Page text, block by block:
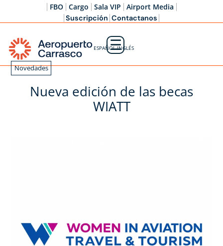
FBO Cargo Sala VIP Airport Media
Suscripción Contactanos
☰
ESPAÑOL-INGLÉS
Novedades
Nueva edición de las becas
WIATT